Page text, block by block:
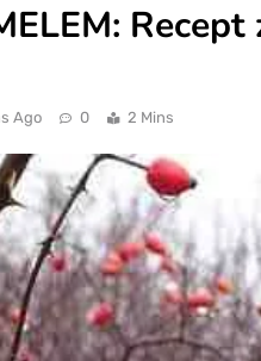
Ago 0 2 Mins